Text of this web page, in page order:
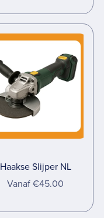
Haakse Slijper NL
Vanaf €45.00